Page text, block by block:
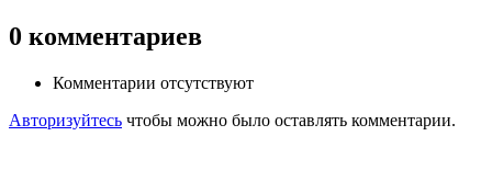
0 комментариев
Комментарии отсутствуют
Авторизуйтесь чтобы можно было оставлять комментарии.